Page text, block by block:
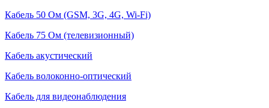
Кабель 50 Ом (GSM, 3G, 4G, Wi-Fi)
Кабель 75 Ом (телевизионный)
Кабель акустический
Кабель волоконно-оптический
Кабель для видеонаблюдения